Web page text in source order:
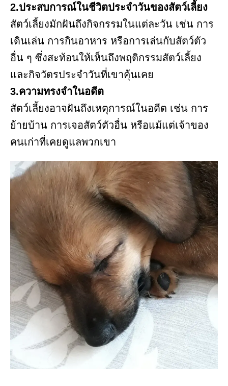
2.ประสบการณ์ในชีวิตประจำวันของสัตว์เลี้ยง
สัตว์เลี้ยงมักฝันถึงกิจกรรมในแต่ละวัน เช่น การ
เดินเล่น การกินอาหาร หรือการเล่นกับสัตว์ตัว
อื่น ๆ ซึ่งสะท้อนให้เห็นถึงพฤติกรรมสัตว์เลี้ยง
และกิจวัตรประจำวันที่เขาคุ้นเคย
3.ความทรงจำในอดีต
สัตว์เลี้ยงอาจฝันถึงเหตุการณ์ในอดีต เช่น การ
ย้ายบ้าน การเจอสัตว์ตัวอื่น หรือแม้แต่เจ้าของ
คนเก่าที่เคยดูแลพวกเขา